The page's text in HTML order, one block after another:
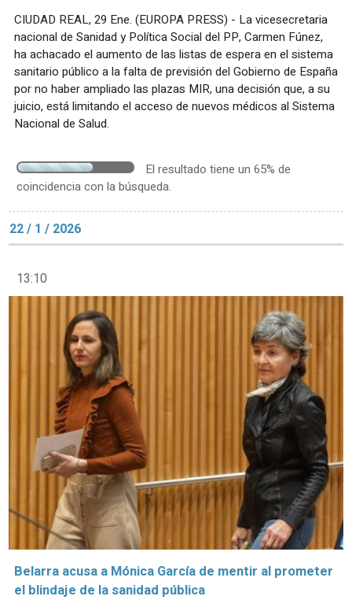
CIUDAD REAL, 29 Ene. (EUROPA PRESS) - La vicesecretaria
nacional de Sanidad y Política Social del PP, Carmen Fúnez,
ha achacado el aumento de las listas de espera en el sistema
sanitario público a la falta de previsión del Gobierno de España
por no haber ampliado las plazas MIR, una decisión que, a su
juicio, está limitando el acceso de nuevos médicos al Sistema
Nacional de Salud.
El resultado tiene un 65% de
coincidencia con la búsqueda.
22 / 1 / 2026
13:10
Belarra acusa a Mónica García de mentir al prometer
el blindaje de la sanidad pública